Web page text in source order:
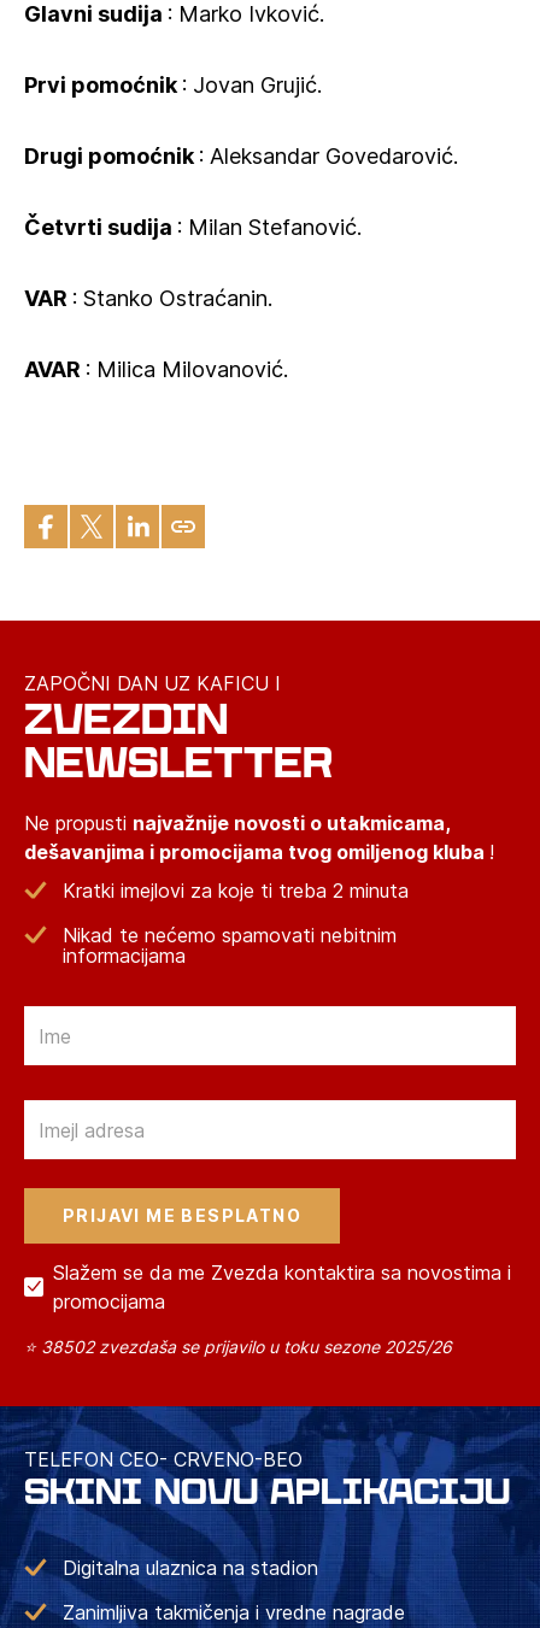
Glavni sudija : Marko Ivković.
Prvi pomoćnik : Jovan Grujić.
Drugi pomoćnik : Aleksandar Govedarović.
Četvrti sudija : Milan Stefanović.
VAR : Stanko Ostraćanin.
AVAR : Milica Milovanović.
ZAPOČNI DAN UZ KAFICU I
ZVEZDIN
NEWSLETTER
Ne propusti najvažnije novosti o utakmicama,
dešavanjima i promocijama tvog omiljenog kluba !
Kratki imejlovi za koje ti treba 2 minuta
Nikad te nećemo spamovati nebitnim
informacijama
Slažem se da me Zvezda kontaktira sa novostima i
promocijama
⭐ 38502 zvezdaša se prijavilo u toku sezone 2025/26
TELEFON CEO- CRVENO-BEO
SKINI NOVU APLIKACIJU
Digitalna ulaznica na stadion
Zanimljiva takmičenja i vredne nagrade